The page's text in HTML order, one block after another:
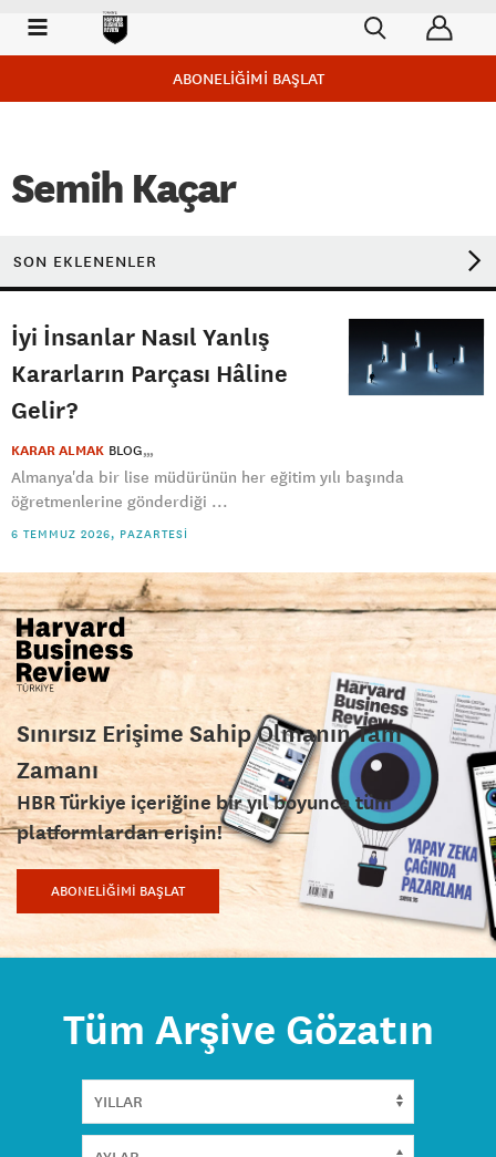
ABONELİĞİMİ BAŞLAT
Semih Kaçar
SON EKLENENLER
İyi İnsanlar Nasıl Yanlış
Kararların Parçası Hâline
Gelir?
KARAR ALMAK BLOG
Almanya'da bir lise müdürünün her eğitim yılı başında
öğretmenlerine gönderdiği ...
6 TEMMUZ 2026, PAZARTESI
Sınırsız Erişime Sahip Olmanın Tam
Zamanı
HBR Türkiye içeriğine bir yıl boyunca tüm
platformlardan erişin!
ABONELİĞİMİ BAŞLAT
Tüm Arşive Gözatın